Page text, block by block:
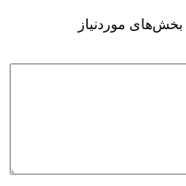
بخش‌های موردنیاز